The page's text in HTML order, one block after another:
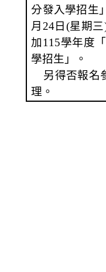
分發入學招生
月 24日(星期三
加115學年度
學招生」。
另得否報名
理。